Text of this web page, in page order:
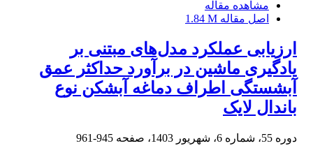
مشاهده مقاله
اصل مقاله 1.84 M
ارزیابی عملکرد مدل‌های مبتنی بر
یادگیری ماشین در برآورد حداکثر عمق
آبشستگی اطراف دماغه آبشکن نوع
باندال لایک
دوره 55، شماره 6، شهریور 1403، صفحه 945-961